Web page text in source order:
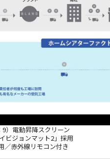
9）電動昇降スクリーン
ビジョンマット2」採用
／赤外線リモコン付き